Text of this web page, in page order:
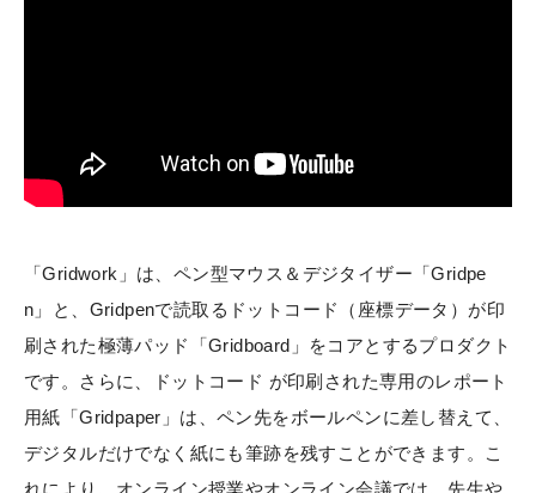
「Gridwork」は、ペン型マウス＆デジタイザー「Gridpe
n」と、Gridpenで読取るドットコード（座標データ）が印
刷された極薄パッド「Gridboard」をコアとするプロダクト
です。さらに、ドットコード が印刷された専用のレポート
用紙「Gridpaper」は、ペン先をボールペンに差し替えて、
デジタルだけでなく紙にも筆跡を残すことができます。こ